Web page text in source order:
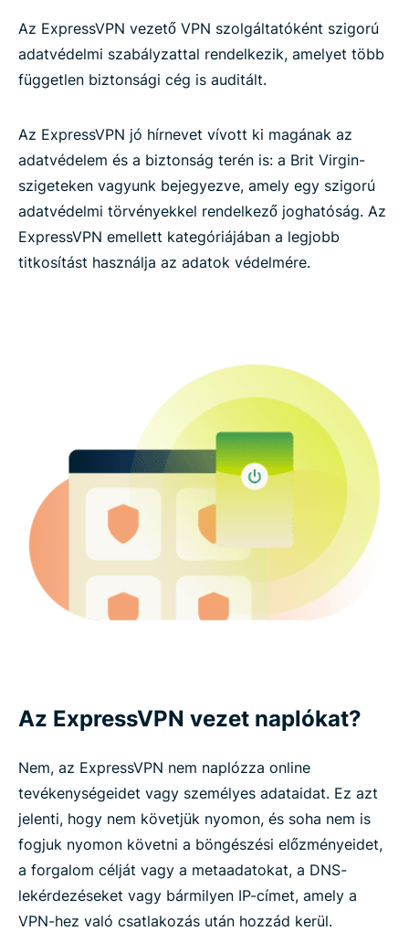
Az ExpressVPN vezető VPN szolgáltatóként szigorú
adatvédelmi szabályzattal rendelkezik, amelyet több
független biztonsági cég is auditált.
Az ExpressVPN jó hírnevet vívott ki magának az
adatvédelem és a biztonság terén is: a Brit Virgin-
szigeteken vagyunk bejegyezve, amely egy szigorú
adatvédelmi törvényekkel rendelkező joghatóság. Az
ExpressVPN emellett kategóriájában a legjobb
titkosítást használja az adatok védelmére.
Az ExpressVPN vezet naplókat?
Nem, az ExpressVPN nem naplózza online
tevékenységeidet vagy személyes adataidat. Ez azt
jelenti, hogy nem követjük nyomon, és soha nem is
fogjuk nyomon követni a böngészési előzményeidet,
a forgalom célját vagy a metaadatokat, a DNS-
lekérdezéseket vagy bármilyen IP-címet, amely a
VPN-hez való csatlakozás után hozzád kerül.